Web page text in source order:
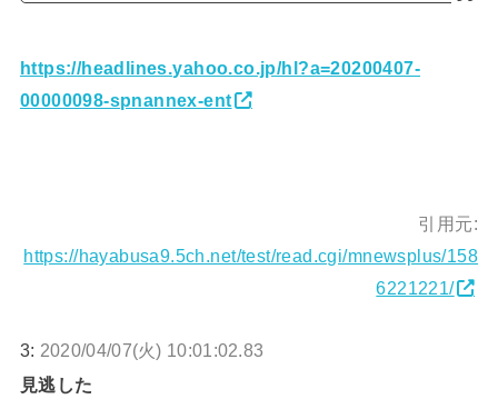
https://headlines.yahoo.co.jp/hl?a=20200407-
00000098-spnannex-ent
引用元:
https://hayabusa9.5ch.net/test/read.cgi/mnewsplus/158
6221221/
3: 2020/04/07(火) 10:01:02.83
見逃した